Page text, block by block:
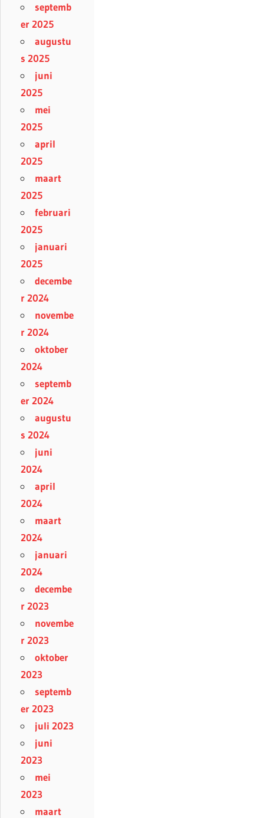
septemb
er 2025
augustu
s 2025
juni
2025
mei
2025
april
2025
maart
2025
februari
2025
januari
2025
decembe
r 2024
novembe
r 2024
oktober
2024
septemb
er 2024
augustu
s 2024
juni
2024
april
2024
maart
2024
januari
2024
decembe
r 2023
novembe
r 2023
oktober
2023
septemb
er 2023
juli 2023
juni
2023
mei
2023
maart